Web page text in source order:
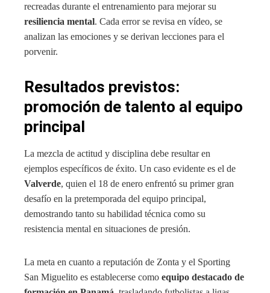
recreadas durante el entrenamiento para mejorar su
resiliencia mental. Cada error se revisa en vídeo, se
analizan las emociones y se derivan lecciones para el
porvenir.
Resultados previstos:
promoción de talento al equipo
principal
La mezcla de actitud y disciplina debe resultar en
ejemplos específicos de éxito. Un caso evidente es el de
Valverde, quien el 18 de enero enfrentó su primer gran
desafío en la pretemporada del equipo principal,
demostrando tanto su habilidad técnica como su
resistencia mental en situaciones de presión.
La meta en cuanto a reputación de Zonta y el Sporting
San Miguelito es establecerse como equipo destacado de